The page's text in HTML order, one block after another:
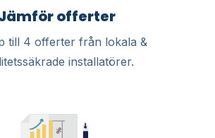
offerter
till 4 offerter från lokala &
installatörer.